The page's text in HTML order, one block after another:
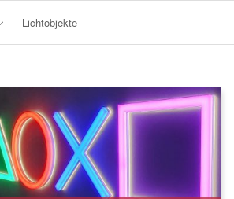
Lichtobjekte